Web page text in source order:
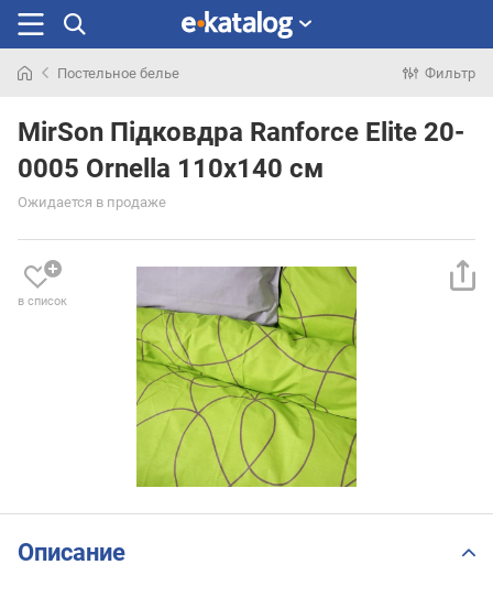
раньше
Постельное белье Фильтр
MirSon Підковдра Ranforce Elite 20-
0005 Ornella 110х140 см
Ожидается в продаже
в список
Описание